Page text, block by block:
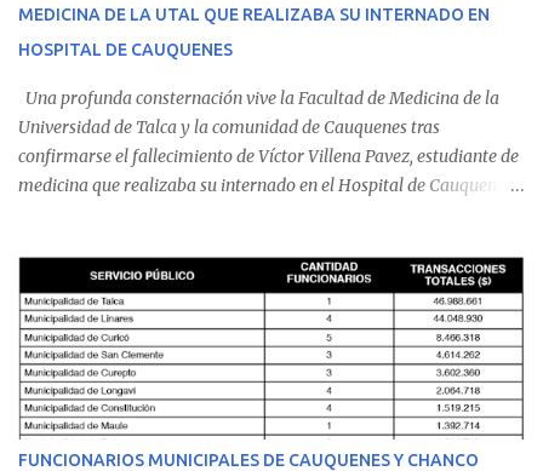
MEDICINA DE LA UTAL QUE REALIZABA SU INTERNADO EN
HOSPITAL DE CAUQUENES
Una profunda consternación vive la Facultad de Medicina de la
Universidad de Talca y la comunidad de Cauquenes tras
confirmarse el fallecimiento de Víctor Villena Pavez, estudiante de
medicina que realizaba su internado en el Hospital de Cauquenes.
malestares físicos. Dada la complejidad de su estado de salud, el
equipo médico determinó su traslado de urgencia al Hospital
Regional de Talca y dado la urgencia la ambulancia partió hacia
Talca con escolta de Carabineros. En medio del traslado, el
estudiante de medicina de 25 años, se agravó y pese a los esfuerzos
del personal de emergencia terminó falleciendo, sin alcanzar a
recibir atención especializada en el centro de destino. Apenas se
FUNCIONARIOS MUNICIPALES DE CAUQUENES Y CHANCO